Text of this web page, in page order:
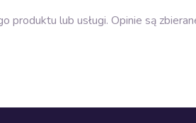
produktu lub usługi. Opinie są